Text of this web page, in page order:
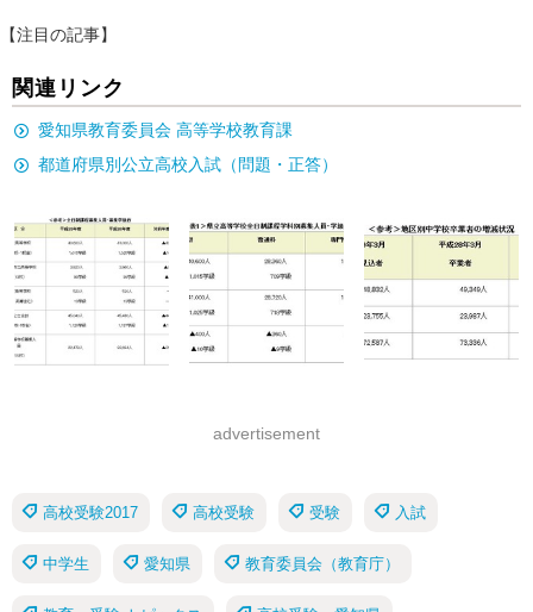
【注目の記事】
関連リンク
愛知県教育委員会 高等学校教育課
都道府県別公立高校入試（問題・正答）
advertisement
高校受験2017 高校受験 受験 入試
中学生 愛知県 教育委員会（教育庁）